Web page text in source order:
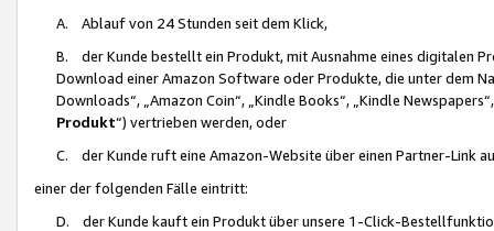
A. Ablauf von 24 Stunden seit dem Klick,
B. der Kunde bestellt ein Produkt, mit Ausnahme eines digitalen
Download einer Amazon Software oder Produkte, die unter dem
Downloads“, „Amazon Coin“, „Kindle Books“, „Kindle
Produkt“) vertrieben werden, oder
C. der Kunde ruft eine Amazon-Website über einen Partner-Link
einer der folgenden Fälle eintritt:
D. der Kunde kauft ein Produkt über unsere 1-Click-